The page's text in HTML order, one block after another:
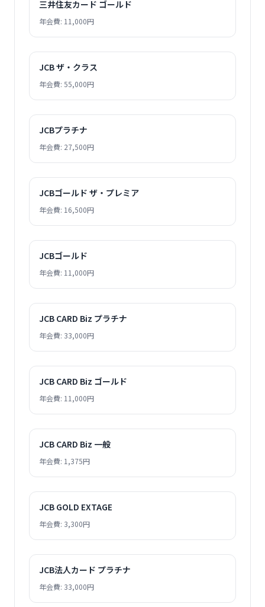
三井住友カード ゴールド
年会費: 11,000円
JCB ザ・クラス
年会費: 55,000円
JCBプラチナ
年会費: 27,500円
JCBゴールド ザ・プレミア
年会費: 16,500円
JCBゴールド
年会費: 11,000円
JCB CARD Biz プラチナ
年会費: 33,000円
JCB CARD Biz ゴールド
年会費: 11,000円
JCB CARD Biz 一般
年会費: 1,375円
JCB GOLD EXTAGE
年会費: 3,300円
JCB法人カード プラチナ
年会費: 33,000円